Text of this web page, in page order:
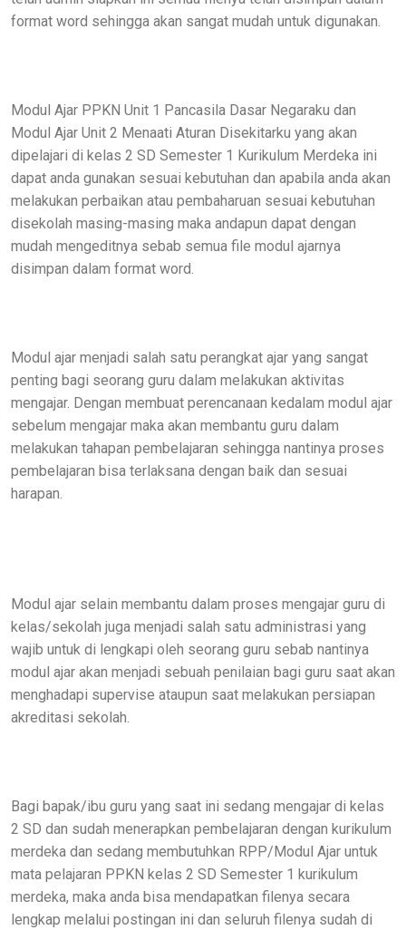
format word sehingga akan sangat mudah untuk digunakan.
Modul Ajar PPKN Unit 1 Pancasila Dasar Negaraku dan
Modul Ajar Unit 2 Menaati Aturan Disekitarku yang akan
dipelajari di kelas 2 SD Semester 1 Kurikulum Merdeka ini
dapat anda gunakan sesuai kebutuhan dan apabila anda akan
melakukan perbaikan atau pembaharuan sesuai kebutuhan
disekolah masing-masing maka andapun dapat dengan
mudah mengeditnya sebab semua file modul ajarnya
disimpan dalam format word.
Modul ajar menjadi salah satu perangkat ajar yang sangat
penting bagi seorang guru dalam melakukan aktivitas
mengajar. Dengan membuat perencanaan kedalam modul ajar
sebelum mengajar maka akan membantu guru dalam
melakukan tahapan pembelajaran sehingga nantinya proses
pembelajaran bisa terlaksana dengan baik dan sesuai
harapan.
Modul ajar selain membantu dalam proses mengajar guru di
kelas/sekolah juga menjadi salah satu administrasi yang
wajib untuk di lengkapi oleh seorang guru sebab nantinya
modul ajar akan menjadi sebuah penilaian bagi guru saat akan
menghadapi supervise ataupun saat melakukan persiapan
akreditasi sekolah.
Bagi bapak/ibu guru yang saat ini sedang mengajar di kelas
2 SD dan sudah menerapkan pembelajaran dengan kurikulum
merdeka dan sedang membutuhkan RPP/Modul Ajar untuk
mata pelajaran PPKN kelas 2 SD Semester 1 kurikulum
merdeka, maka anda bisa mendapatkan filenya secara
lengkap melalui postingan ini dan seluruh filenya sudah di